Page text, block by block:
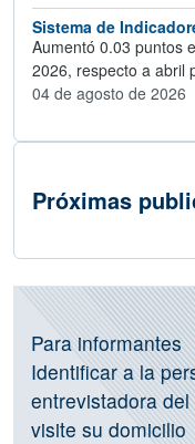
Sistema de
Aumentó 0.03 puntos
2026, respecto a abril
04 de agosto de 2026
Próximas
Información
Para informantes
Identificar a la
entrevistadora
visite su domicilio